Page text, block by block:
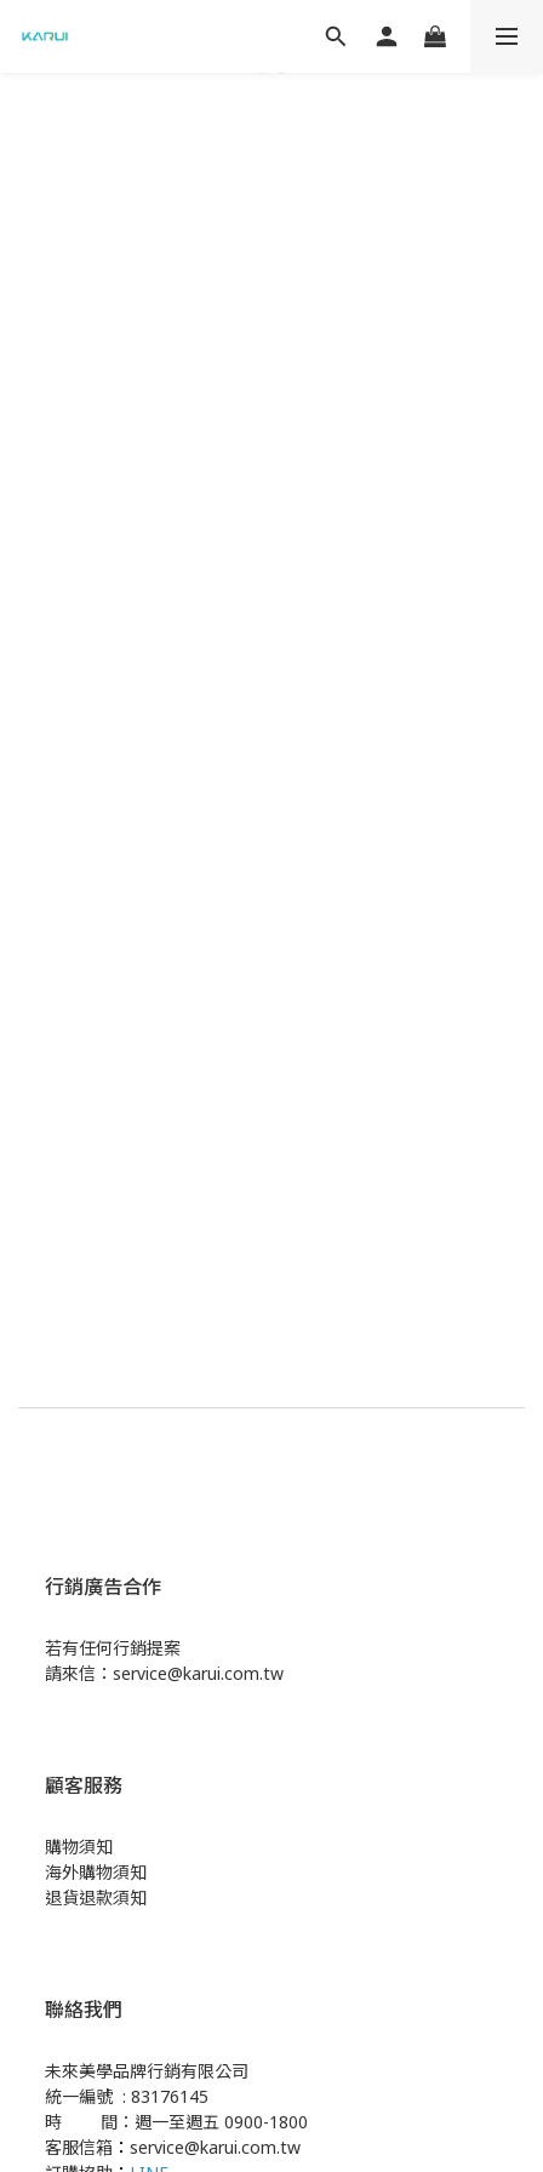
行銷廣告合作
若有任何行銷提案
請來信：service@karui.com.tw
顧客服務
購物須知
海外購物須知
退貨退款須知
聯絡我們
未來美學品牌行銷有限公司
統一編號 : 83176145
時 間：週一至週五 0900-1800
客服信箱 ： service@karui.com.tw